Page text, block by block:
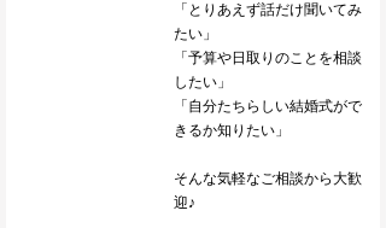
「とりあえず話だけ聞いてみ
たい」
「予算や日取りのことを相談
したい」
「自分たちらしい結婚式がで
きるか知りたい」
そんな気軽なご相談から大歓
迎♪